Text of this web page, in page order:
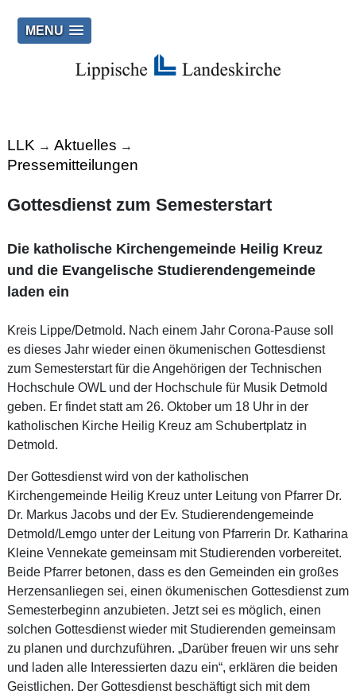
MENU
LLK → Aktuelles →
Pressemitteilungen
Gottesdienst zum Semesterstart
Die katholische Kirchengemeinde Heilig Kreuz
und die Evangelische Studierendengemeinde
laden ein
Kreis Lippe/Detmold. Nach einem Jahr Corona-Pause soll
es dieses Jahr wieder einen ökumenischen Gottesdienst
zum Semesterstart für die Angehörigen der Technischen
Hochschule OWL und der Hochschule für Musik Detmold
geben. Er findet statt am 26. Oktober um 18 Uhr in der
katholischen Kirche Heilig Kreuz am Schubertplatz in
Detmold.
Der Gottesdienst wird von der katholischen
Kirchengemeinde Heilig Kreuz unter Leitung von Pfarrer Dr.
Dr. Markus Jacobs und der Ev. Studierendengemeinde
Detmold/Lemgo unter der Leitung von Pfarrerin Dr. Katharina
Kleine Vennekate gemeinsam mit Studierenden vorbereitet.
Beide Pfarrer betonen, dass es den Gemeinden ein großes
Herzensanliegen sei, einen ökumenischen Gottesdienst zum
Semesterbeginn anzubieten. Jetzt sei es möglich, einen
solchen Gottesdienst wieder mit Studierenden gemeinsam
zu planen und durchzuführen. „Darüber freuen wir uns sehr
und laden alle Interessierten dazu ein“, erklären die beiden
Geistlichen. Der Gottesdienst beschäftigt sich mit dem